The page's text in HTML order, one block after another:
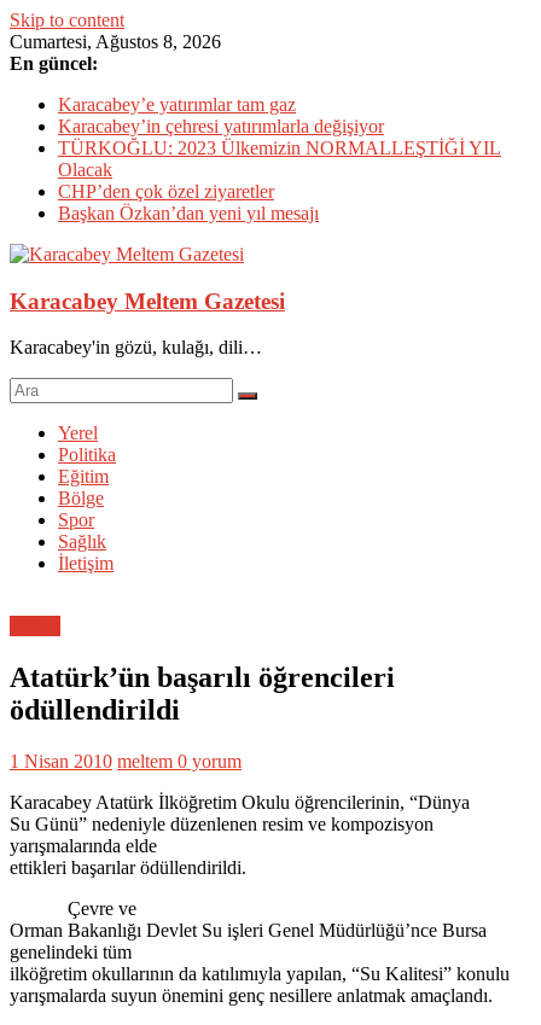
Skip to content
Cumartesi, Ağustos 8, 2026
En güncel:
Karacabey’e yatırımlar tam gaz
Karacabey’in çehresi yatırımlarla değişiyor
TÜRKOĞLU: 2023 Ülkemizin NORMALLEŞTİĞİ YIL
Olacak
CHP’den çok özel ziyaretler
Başkan Özkan’dan yeni yıl mesajı
Karacabey Meltem Gazetesi
Karacabey'in gözü, kulağı, dili…
Yerel
Politika
Eğitim
Bölge
Spor
Sağlık
İletişim
Atatürk’ün başarılı öğrencileri
ödüllendirildi
1 Nisan 2010 meltem 0 yorum
Karacabey Atatürk İlköğretim Okulu öğrencilerinin, “Dünya
Su Günü” nedeniyle düzenlenen resim ve kompozisyon
yarışmalarında elde
ettikleri başarılar ödüllendirildi.
Çevre ve
Orman Bakanlığı Devlet Su işleri Genel Müdürlüğü’nce Bursa
genelindeki tüm
ilköğretim okullarının da katılımıyla yapılan, “Su Kalitesi” konulu
yarışmalarda suyun önemini genç nesillere anlatmak amaçlandı.